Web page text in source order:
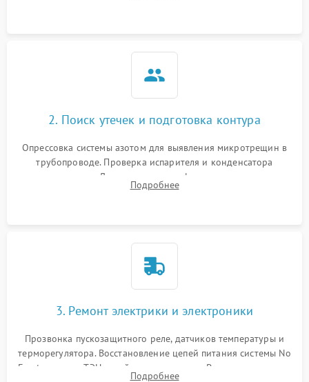
2. Поиск утечек и подготовка контура
Опрессовка системы азотом для выявления микротрещин в
трубопроводе. Проверка испарителя и конденсатора
течеискателем. Демонтаж старого фильтра-осушителя и
продувка капиллярной трубки для устранения засоров.
Подробнее
3. Ремонт электрики и электроники
Прозвонка пускозащитного реле, датчиков температуры и
терморегулятора. Восстановление цепей питания системы No
Frost, включая ТЭН оттайки и вентилятор. Ремонт или замена
Подробнее